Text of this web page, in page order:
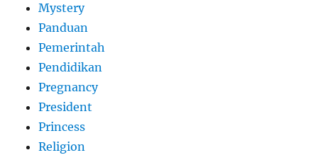
Mystery
Panduan
Pemerintah
Pendidikan
Pregnancy
President
Princess
Religion